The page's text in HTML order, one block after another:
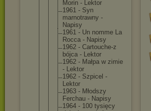
Morin - Lektor
1961 - Syn
marnotrawny -
Napisy
1961 - Un nomme La
Rocca - Napisy
1962 - Cartouche-z
bójca - Lektor
1962 - Małpa w zimie
- Lektor
1962 - Szpicel -
Lektor
1963 - Młodszy
Ferchau - Napisy
1964 - 100 tysięcy